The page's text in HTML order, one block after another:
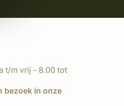
t/m vrij - 8.00 tot
bezoek in onze